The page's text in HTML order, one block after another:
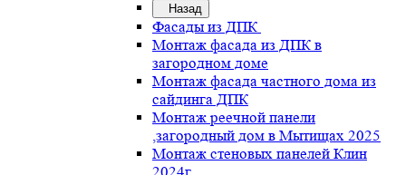
Назад
Фасады из ДПК
Монтаж фасада из ДПК в
загородном доме
Монтаж фасада частного дома из
сайдинга ДПК
Монтаж реечной панели
,загородный дом в Мытищах 2025
Монтаж стеновых панелей Клин